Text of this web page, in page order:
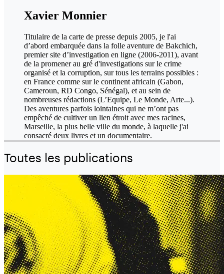
Xavier Monnier
Titulaire de la carte de presse depuis 2005, je l'ai
d’abord embarquée dans la folle aventure de Bakchich,
premier site d’investigation en ligne (2006-2011), avant
de la promener au gré d'investigations sur le crime
organisé et la corruption, sur tous les terrains possibles :
en France comme sur le continent africain (Gabon,
Cameroun, RD Congo, Sénégal), et au sein de
nombreuses rédactions (L’Equipe, Le Monde, Arte...).
Des aventures parfois lointaines qui ne m’ont pas
empêché de cultiver un lien étroit avec mes racines,
Marseille, la plus belle ville du monde, à laquelle j'ai
consacré deux livres et un documentaire.
Toutes les publications